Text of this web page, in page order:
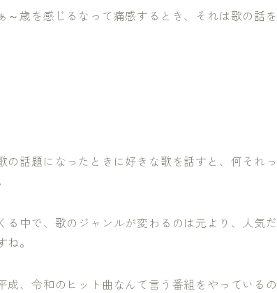
～歳を感じるなって痛感するとき、それは歌の話を
話題になったときに好きな歌を話すと、何それっ
中で、歌のジャンルが変わるのは元より、人気だ
。
成、令和のヒット曲なんて言う番組をやっているの